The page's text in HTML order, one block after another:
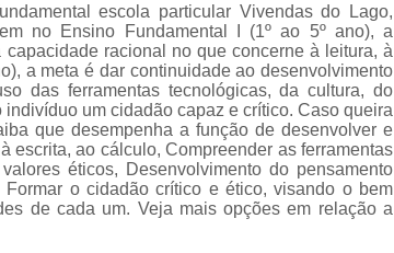
escola particular Vivendas do Lago,
no Ensino Fundamental I (1º ao 5º ano), a
racional no que concerne à leitura, à
a meta é dar continuidade ao desenvolvimento
das ferramentas tecnológicas, da cultura, do
um cidadão capaz e crítico. Caso queira
que desempenha a função de desenvolver e
escrita, ao cálculo, Compreender as ferramentas
éticos, Desenvolvimento do pensamento
o cidadão crítico e ético, visando o bem
de cada um. Veja mais opções em relação a